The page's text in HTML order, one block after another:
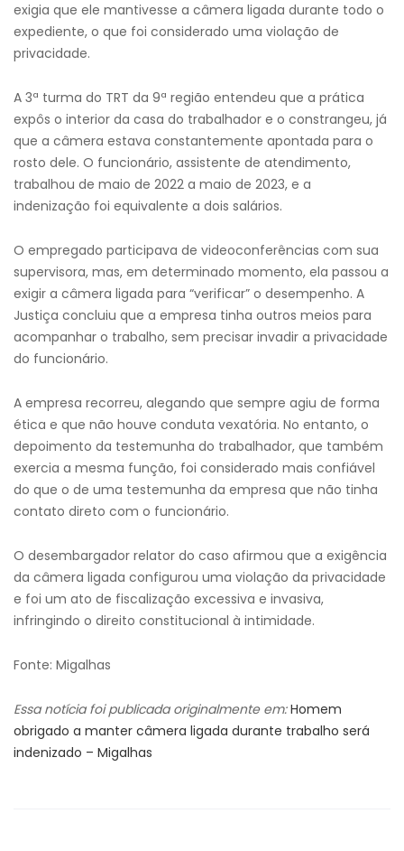
exigia que ele mantivesse a câmera ligada durante todo o
expediente, o que foi considerado uma violação de
privacidade.
A 3ª turma do TRT da 9ª região entendeu que a prática
expôs o interior da casa do trabalhador e o constrangeu, já
que a câmera estava constantemente apontada para o
rosto dele. O funcionário, assistente de atendimento,
trabalhou de maio de 2022 a maio de 2023, e a
indenização foi equivalente a dois salários.
O empregado participava de videoconferências com sua
supervisora, mas, em determinado momento, ela passou a
exigir a câmera ligada para “verificar” o desempenho. A
Justiça concluiu que a empresa tinha outros meios para
acompanhar o trabalho, sem precisar invadir a privacidade
do funcionário.
A empresa recorreu, alegando que sempre agiu de forma
ética e que não houve conduta vexatória. No entanto, o
depoimento da testemunha do trabalhador, que também
exercia a mesma função, foi considerado mais confiável
do que o de uma testemunha da empresa que não tinha
contato direto com o funcionário.
O desembargador relator do caso afirmou que a exigência
da câmera ligada configurou uma violação da privacidade
e foi um ato de fiscalização excessiva e invasiva,
infringindo o direito constitucional à intimidade.
Fonte: Migalhas
Essa notícia foi publicada originalmente em: Homem
obrigado a manter câmera ligada durante trabalho será
indenizado – Migalhas